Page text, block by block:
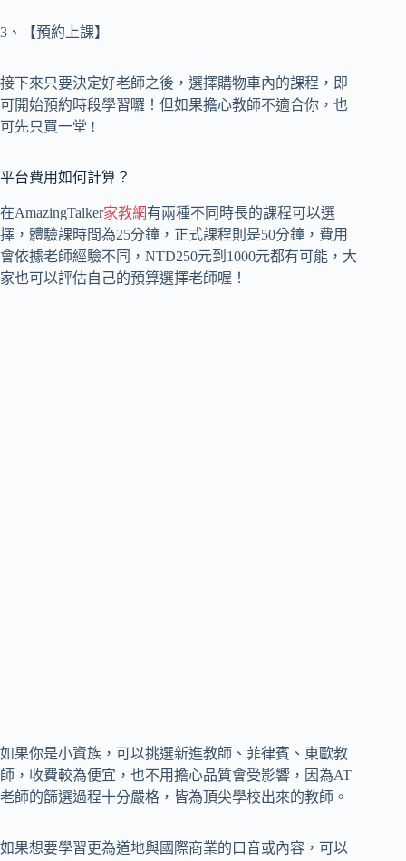
3、【預約上課】
接下來只要決定好老師之後，選擇購物車內的課程，即
可開始預約時段學習囉！但如果擔心教師不適合你，也
可先只買一堂 !
平台費用如何計算？
在AmazingTalker家教網有兩種不同時長的課程可以選
擇，體驗課時間為25分鐘，正式課程則是50分鐘，費用
會依據老師經驗不同，NTD250元到1000元都有可能，大
家也可以評估自己的預算選擇老師喔！
如果你是小資族，可以挑選新進教師、菲律賓、東歐教
師，收費較為便宜，也不用擔心品質會受影響，因為AT
老師的篩選過程十分嚴格，皆為頂尖學校出來的教師。
如果想要學習更為道地與國際商業的口音或內容，可以